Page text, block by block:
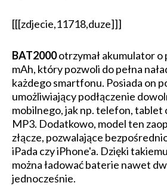
[[[zdjecie,11718,duze]]]
BAT2000otrzymał akumulator o
mAh, który pozwoli do pełna
każdego smartfonu. Posiada on
umożliwiający podłączenie
mobilnego, jak np. telefon, tablet
MP3. Dodatkowo, model ten
złącze, pozwalające
iPada czy iPhone'a. Dzięki
można ładować baterie nawet
jednocześnie.